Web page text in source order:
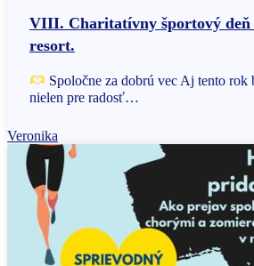
VIII. Charitatívny športový deň
resort.
Spoločne za dobrú vec Aj tento rok
nielen pre radosť…
Veronika